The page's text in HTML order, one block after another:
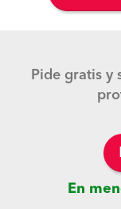
Pide gratis y
En